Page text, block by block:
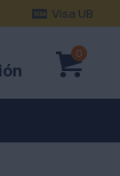
0
Visa UB